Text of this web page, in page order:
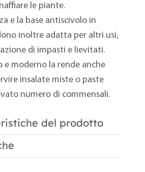
le piante.
e la base antiscivolo in
inoltre adatta per altri usi,
di impasti e lievitati.
e moderno la rende anche
insalate miste o paste
numero di commensali.
del prodotto